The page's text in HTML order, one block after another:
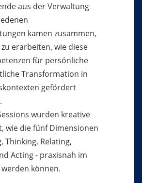
aus der Verwaltung
kamen zusammen,
erarbeiten, wie diese
für persönliche
Transformation in
gefördert
wurden kreative
wie die fünf Dimensionen
Thinking, Relating,
Acting - praxisnah im
können.